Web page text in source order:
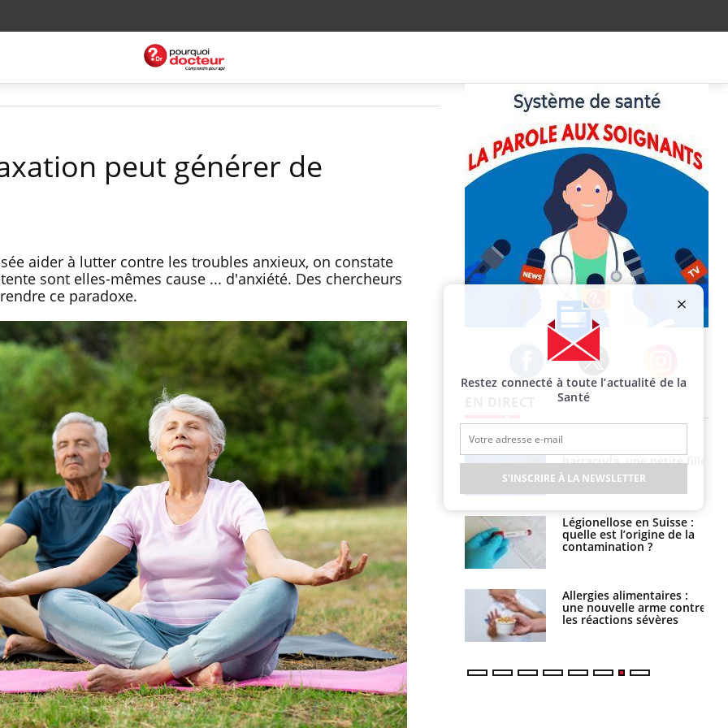
peut générer de
aider à lutter contre les troubles anxieux, on constate
sont elles-mêmes cause ... d'anxiété. Des chercheurs
ce paradoxe.
Facebook Twitter Instagram
Fortes chaleurs :
pourquoi le risque de
noyade grimpe-t-il ?
Le Viagra pourrait-il
freiner la propagation du
cancer ?
Pourquoi manger moins
de protéines pourrait
finalement être bénéfique
Grossesse et chaleur : ce
que dit la science
Le smartphone nuit-il à
l'apprentissage de la
lecture ?
Mordue par une tique en
vacances, elle reste dans
le coma pendant 42 jours
barracuda, une petite fille
secourue grâce à un
réflexe essentiel
Légionellose en Suisse :
quelle est l’origine de la
contamination ?
Allergies alimentaires :
une nouvelle arme contre
les réactions sévères
Restez connecté à toute l’actualité de la
Santé
S'INSCRIRE À LA NEWSLETTER